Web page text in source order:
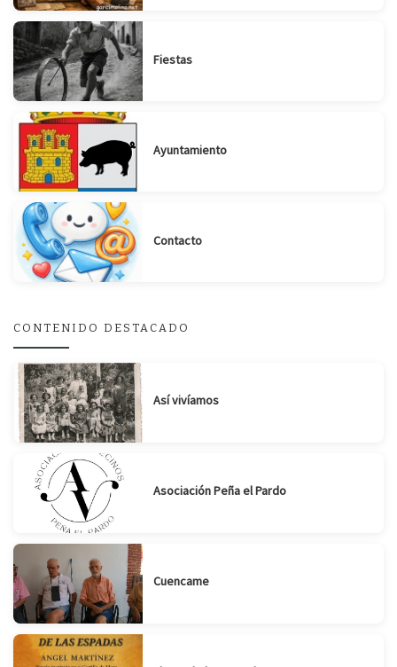
Fiestas
Ayuntamiento
Contacto
CONTENIDO DESTACADO
Así vivíamos
Asociación Peña el Pardo
Cuencame
Suscribirse